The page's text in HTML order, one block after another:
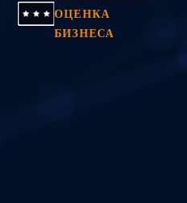
ОЦЕНКА
БИЗНЕСА